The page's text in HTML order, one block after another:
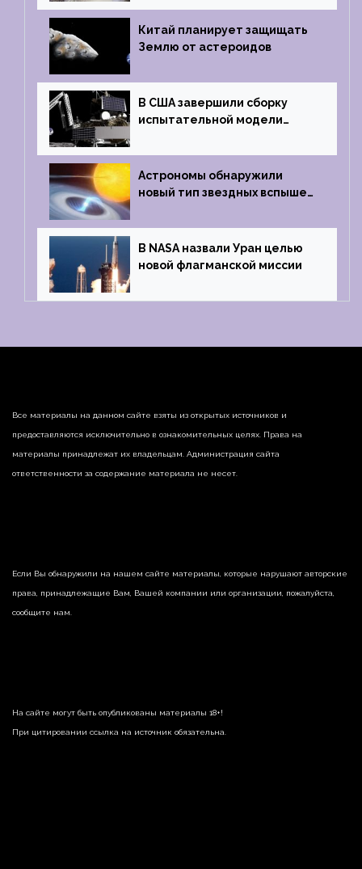
на отпечаток пальца
Китай планирует защищать
Землю от астероидов
В США завершили сборку
испытательной модели
Griffin
Астрономы обнаружили
новый тип звездных вспышек
В NASA назвали Уран целью
новой флагманской миссии
Все материалы на данном сайте взяты из открытых источников и
предоставляются исключительно в ознакомительных целях. Права на
материалы принадлежат их владельцам. Администрация сайта
ответственности за содержание материала не несет.
Если Вы обнаружили на нашем сайте материалы, которые нарушают авторские
права, принадлежащие Вам, Вашей компании или организации, пожалуйста,
сообщите нам.
На сайте могут быть опубликованы материалы 18+!
При цитировании ссылка на источник обязательна.